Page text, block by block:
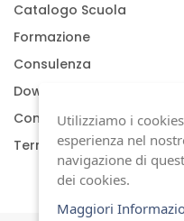
Catalogo Scuola
Formazione
Consulenza
Download documenti
Condizioni generali
Termini di garanzia
Utilizziamo i
esperienza nel
navigazione di
dei cookies.
Maggiori